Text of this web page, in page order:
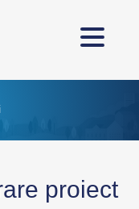
proiect